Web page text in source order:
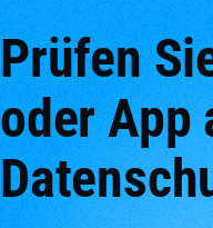
Prüfen
oder App